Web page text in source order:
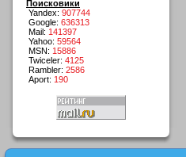
Поисковики
Yandex: 907744
Google: 636313
Mail: 141397
Yahoo: 59564
MSN: 15886
Twiceler: 4125
Rambler: 2586
Aport: 190